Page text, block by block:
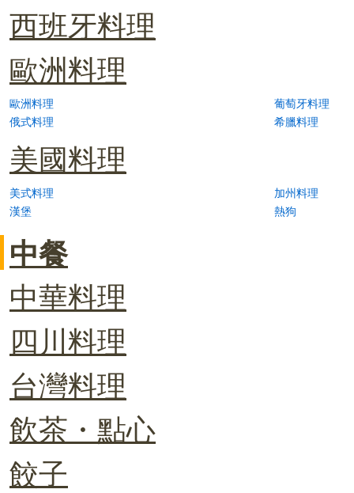
西班牙料理
歐洲料理
歐洲料理
葡萄牙料理
俄式料理
希臘料理
美國料理
美式料理
加州料理
漢堡
熱狗
中餐
中華料理
四川料理
台灣料理
飲茶・點心
餃子